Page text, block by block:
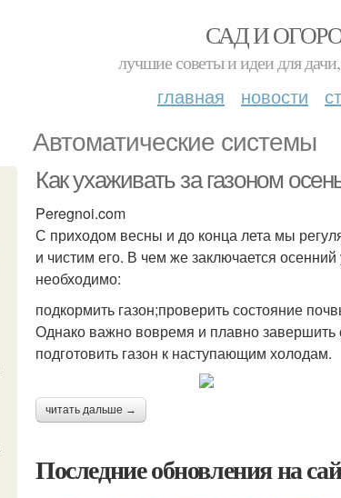
САД И
лучшие советы и идеи для
главная новости
Автоматические системы
Как ухаживать за газоном
Peregnoi.com
С приходом весны и до конца лета мы
и чистим его. В чем же заключается
необходимо:
подкормить газон;проверить состояние
Однако важно вовремя и плавно
подготовить газон к наступающим холодам.
читать дальше →
Последние обновления на